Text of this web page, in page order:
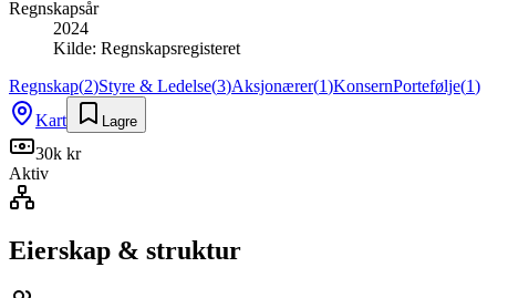
Regnskapsår
2024
Kilde: Regnskapsregisteret
Regnskap(2)Styre & Ledelse(3)Aksjonærer(1)KonsernPortefølje(1)
Kart
Lagre
30k kr
Aktiv
Eierskap & struktur